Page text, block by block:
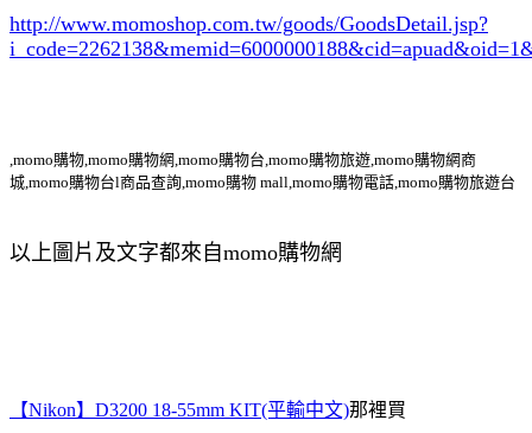
http://www.momoshop.com.tw/goods/GoodsDetail.jsp?
i_code=2262138
,momo購物,momo購物網,momo購物台,momo購物旅遊,momo購物網商
城,momo購物台l商品查詢,momo購物 mall,momo購物電話,momo購物旅遊台
以上圖片及文字都來自momo購物網
【Nikon】D3200 18-55mm KIT(平輸中文)那裡買